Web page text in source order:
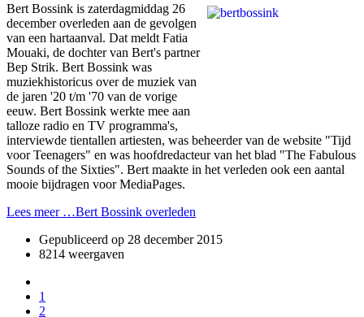
Bert Bossink is zaterdagmiddag 26
december overleden aan de gevolgen
van een hartaanval. Dat meldt Fatia
Mouaki, de dochter van Bert's partner
Bep Strik. Bert Bossink was
muziekhistoricus over de muziek van
de jaren '20 t/m '70 van de vorige
eeuw. Bert Bossink werkte mee aan
talloze radio en TV programma's,
interviewde tientallen artiesten, was beheerder van de website "Tijd
voor Teenagers" en was hoofdredacteur van het blad "The Fabulous
Sounds of the Sixties". Bert maakte in het verleden ook een aantal
mooie bijdragen voor MediaPages.
Lees meer …Bert Bossink overleden
Gepubliceerd op 28 december 2015
8214 weergaven
1
2